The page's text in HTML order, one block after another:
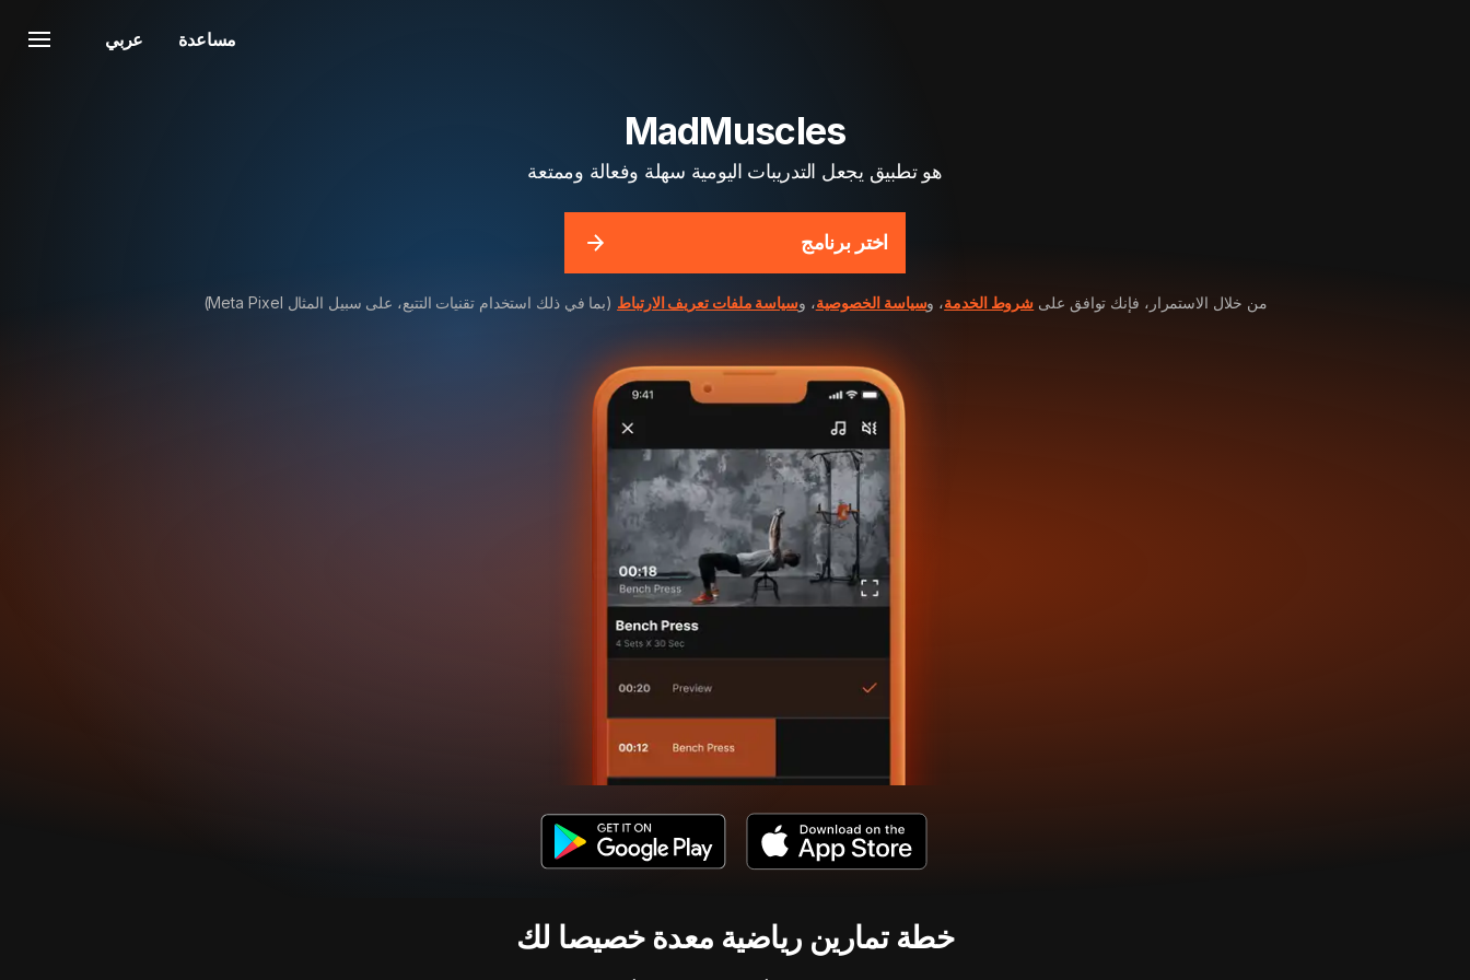
مساعدة عربي
MadMuscles
هو تطبيق يجعل التدريبات اليومية سهلة وفعالة وممتعة
اختر برنامج
من خلال الاستمرار، فإنك توافق على شروط الخدمة، وسياسة الخصوصية، وسياسة ملفات تعريف الارتباط (بما في ذلك استخدام تقنيات التتبع، على سبيل المثال Meta Pixel)
خطة تمارين رياضية معدة خصيصا لك